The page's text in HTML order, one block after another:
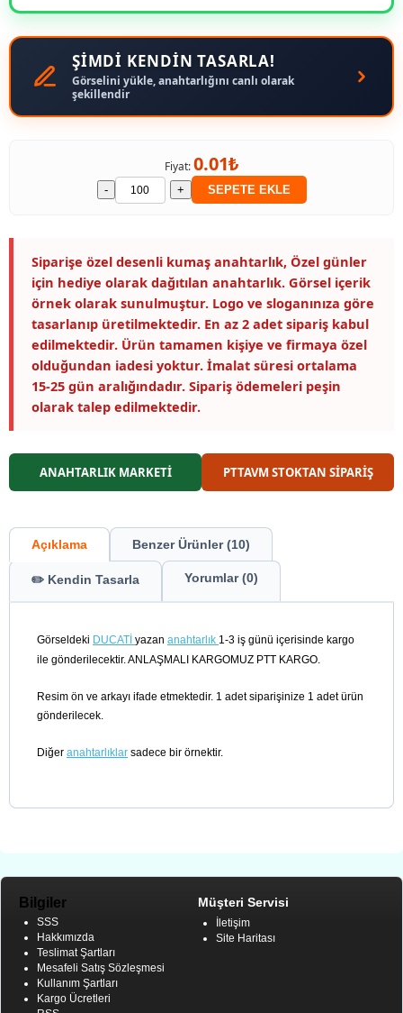
ŞİMDİ KENDİN TASARLA!
Görselini yükle, anahtarlığını canlı olarak
şekillendir
Fiyat:0.01₺
- + SEPETE EKLE
Siparişe özel desenli kumaş anahtarlık, Özel günler
için hediye olarak dağıtılan anahtarlık. Görsel içerik
örnek olarak sunulmuştur. Logo ve sloganınıza göre
tasarlanıp üretilmektedir. En az 2 adet sipariş kabul
edilmektedir. Ürün tamamen kişiye ve firmaya özel
olduğundan iadesi yoktur. İmalat süresi ortalama
15-25 gün aralığındadır. Sipariş ödemeleri peşin
olarak talep edilmektedir.
ANAHTARLIK MARKETİ PTTAVM STOKTAN SİPARİŞ
Açıklama Benzer Ürünler (10)
✏️ Kendin Tasarla Yorumlar (0)
Görseldeki DUCATİ yazan anahtarlık 1-3 iş günü içerisinde kargo
ile gönderilecektir. ANLAŞMALI KARGOMUZ PTT KARGO.
Resim ön ve arkayı ifade etmektedir. 1 adet siparişinize 1 adet ürün
gönderilecek.
Diğer anahtarlıklar sadece bir örnektir.
Bilgiler
SSS
Hakkımızda
Teslimat Şartları
Mesafeli Satış Sözleşmesi
Kullanım Şartları
Kargo Ücretleri
Müşteri Servisi
İletişim
Site Haritası